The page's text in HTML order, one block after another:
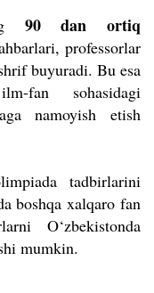
90 dan ortiq
professorlar
buyuradi. Bu esa
fan sohasidagi
namoyish etish
tadbirlarini
boshqa xalqaro fan
O‘zbekistonda
mumkin.